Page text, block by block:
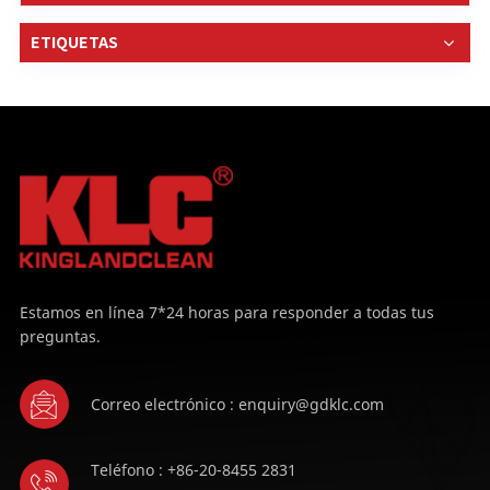
está en las salidas de aire fresco y de retorno, la
del sistema y la tercera etapa está en el extremo del
filtroResistencia inicialPfiltro de aire primarioTamaño
de partícula ≥5μm
ETIQUETAS
Estamos en línea 7*24 horas para responder a todas tus
preguntas.
Correo electrónico : enquiry@gdklc.com
Teléfono : +86-20-8455 2831